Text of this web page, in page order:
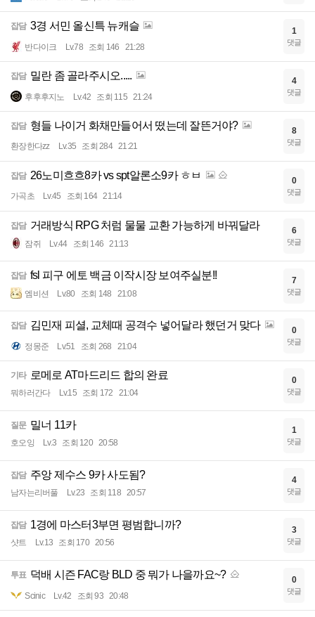
잡담 3경 서민 올신특 뉴캐슬
반다이크 Lv.78 조회 146 21:28
1
댓글
잡담 밀란 좀 골라주시오.....
후후후지노 Lv.42 조회 115 21:24
4
댓글
잡담 형들 나이거 화채만들어서 떴는데 잘뜬거야?
환장한다zz Lv.35 조회 284 21:21
8
댓글
잡담 26노미흐흐8카 vs spt알론소9카 ㅎㅂ
가곡초 Lv.45 조회 164 21:14
0
댓글
잡담 거래방식 RPG 처럼 물물 교환 가능하게 바꿔달라
잠쥐 Lv.44 조회 146 21:13
6
댓글
잡담 fsl 피구 에토 백금 이작시장 보여주실분!!
엠비션 Lv.80 조회 148 21:08
7
댓글
잡담 김민재 피셜, 교체때 공격수 넣어달라 했던거 맞다
정몽준 Lv.51 조회 268 21:04
0
댓글
기타 로메로 AT마드리드 합의 완료
뭐하러간다 Lv.15 조회 172 21:04
0
댓글
질문 밀너 11카
호오잉 Lv.3 조회 120 20:58
1
댓글
잡담 주앙 제수스 9카 사도됨?
남자는리버풀 Lv.23 조회 118 20:57
4
댓글
잡담 1경에 마스터3부면 평범합니까?
샷트 Lv.13 조회 170 20:56
3
댓글
투표 덕배 시즌 FAC랑 BLD 중 뭐가 나을까요~?
Scinic Lv.42 조회 93 20:48
0
댓글